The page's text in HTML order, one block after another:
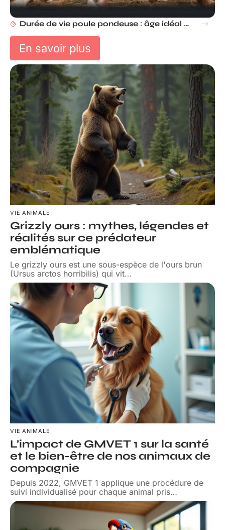
Durée de vie poule pondeuse : âge idéal pour adopter ou renouveler ?
En savoir plus
VIE ANIMALE
Grizzly ours : mythes, légendes et
réalités sur ce prédateur
emblématique
Le grizzly ours est une sous-espèce de l'ours brun
(Ursus arctos horribilis) qui vit…
VIE ANIMALE
L’impact de GMVET 1 sur la santé
et le bien-être de nos animaux de
compagnie
Depuis 2022, GMVET 1 applique une procédure de
suivi individualisé pour chaque animal pris…